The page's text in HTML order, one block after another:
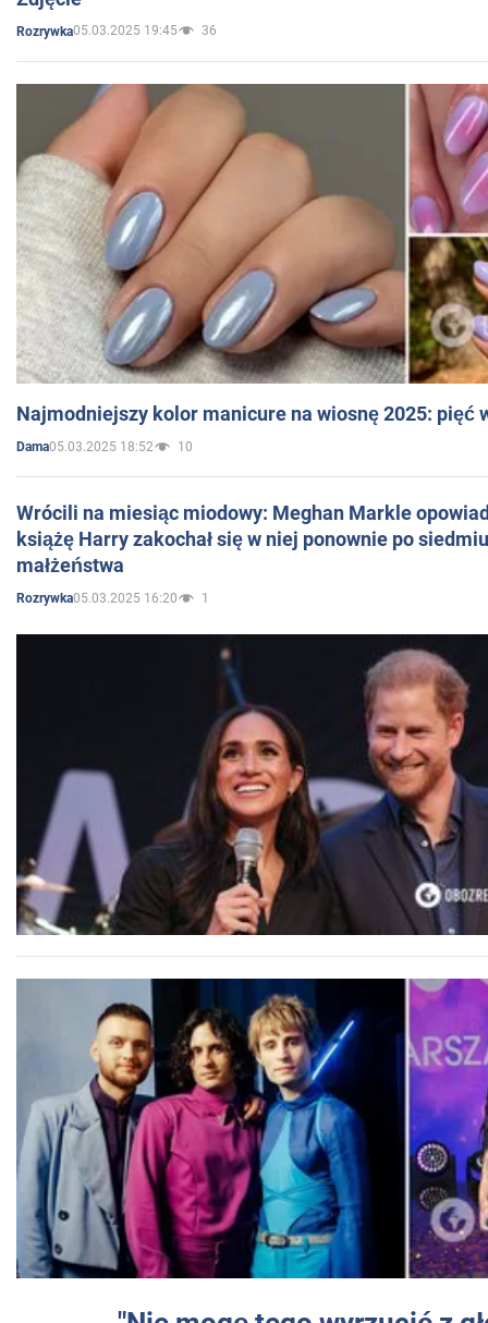
Rozrywka05.03.2025 19:45 36
Najmodniejszy kolor manicure na wiosnę 2025: pięć
Dama05.03.2025 18:52 10
Wrócili na miesiąc miodowy: Meghan Markle
książę Harry zakochał się w niej ponownie po
małżeństwa
Rozrywka05.03.2025 16:20 1